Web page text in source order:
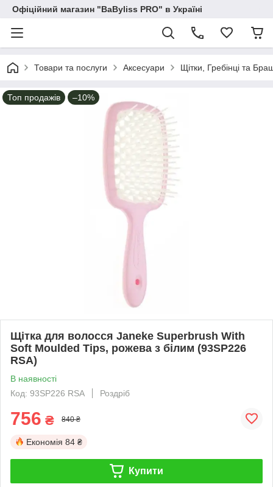
Офіційний магазин "BaByliss PRO" в Україні
Товари та послуги Аксесуари Щітки, Гребінці та
Топ продажів –10%
Щітка для волосся Janeke Superbrush With
Soft Moulded Tips, рожева з білим (93SP226
RSA)
В наявності
Код: 93SP226 RSA
Роздріб
756 ₴ 840 ₴
Економія 84 ₴
Купити